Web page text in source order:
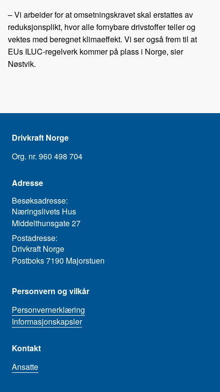
– Vi arbeider for at omsetningskravet skal erstattes av
reduksjonsplikt, hvor alle fornybare drivstoffer teller og
vektes med beregnet klimaeffekt. Vi ser også frem til at
EUs ILUC-regelverk kommer på plass i Norge, sier
Nøstvik.
Drivkraft Norge
Org. nr. 960 498 704
Adresse
Besøksadresse:
Næringslivets Hus
Middelthunsgate 27
Postadresse:
Drivkraft Norge
Postboks 7190 Majorstuen
Personvern og vilkår
Personvernerklæring
Informasjonskapsler
Kontakt
Ansatte